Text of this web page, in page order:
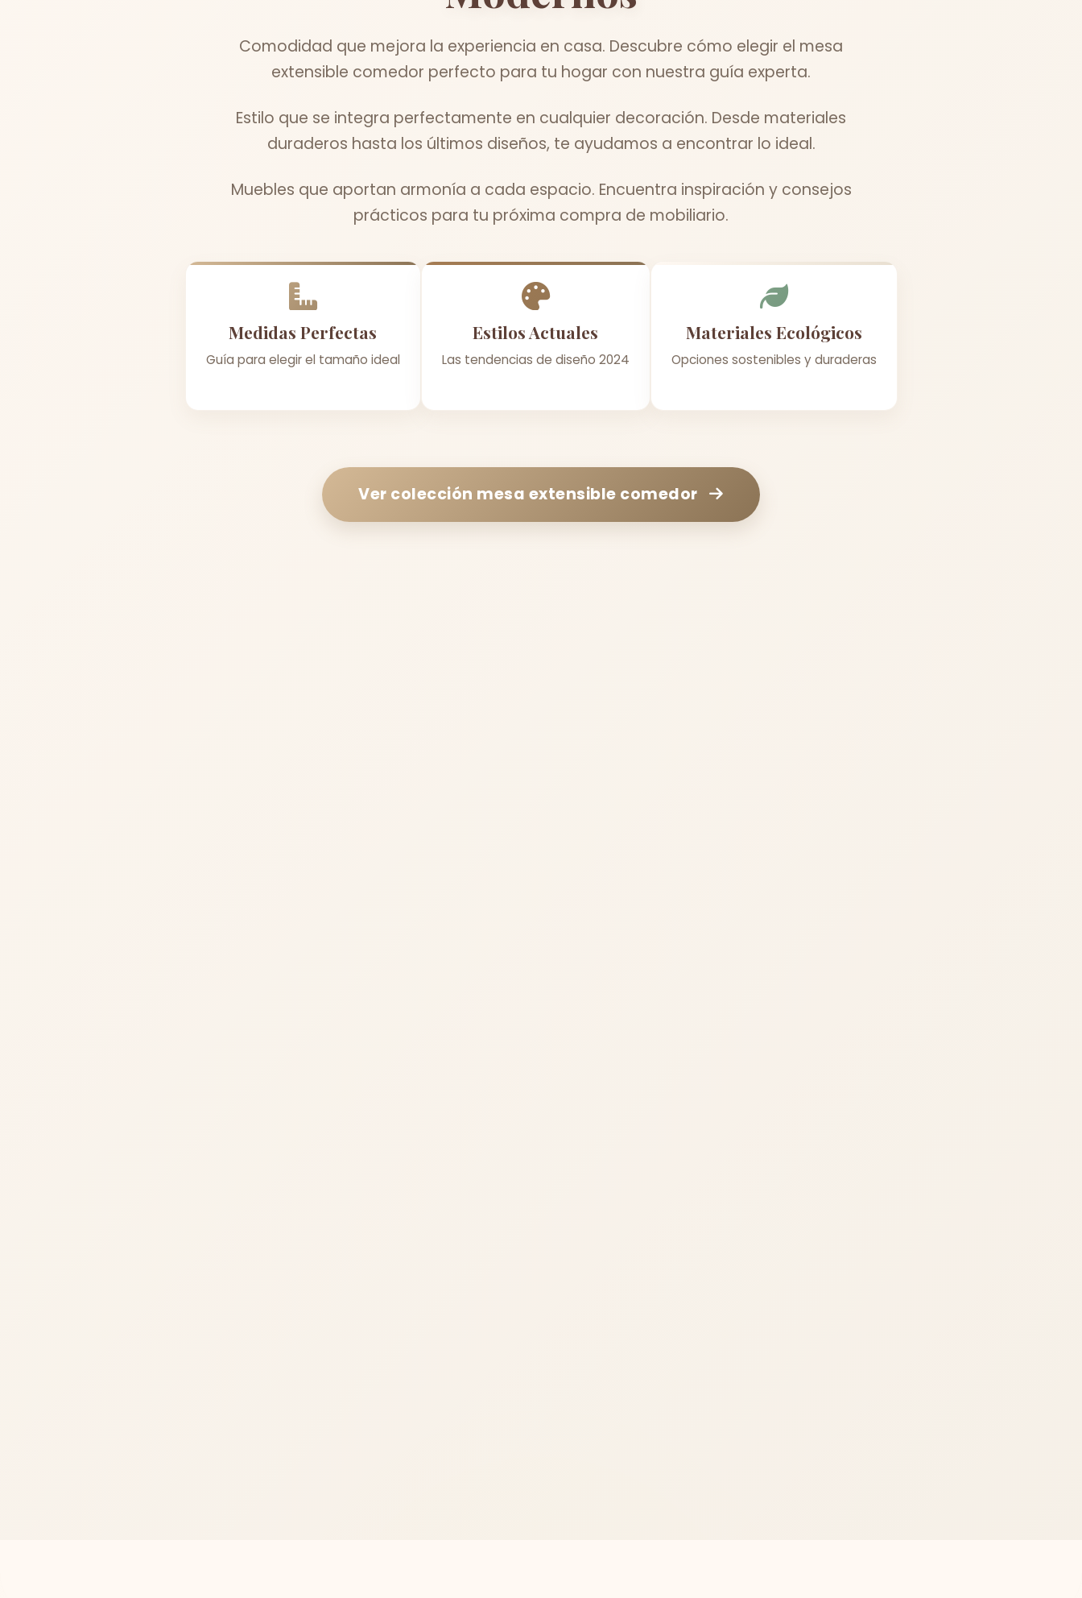
Comodidad que mejora la experiencia en casa. Descubre cómo elegir el mesa
extensible comedor perfecto para tu hogar con nuestra guía experta.
Estilo que se integra perfectamente en cualquier decoración. Desde materiales
duraderos hasta los últimos diseños, te ayudamos a encontrar lo ideal.
Muebles que aportan armonía a cada espacio. Encuentra inspiración y consejos
prácticos para tu próxima compra de mobiliario.
Medidas Perfectas
Guía para elegir el tamaño ideal
Estilos Actuales
Las tendencias de diseño 2024
Materiales Ecológicos
Opciones sostenibles y duraderas
Ver colección mesa extensible comedor